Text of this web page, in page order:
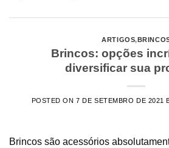
ARTIGOS,
Brincos: opções
diversificar sua
POSTED ON7 DE SETEMBRO DE 2021
Brincos são acessórios